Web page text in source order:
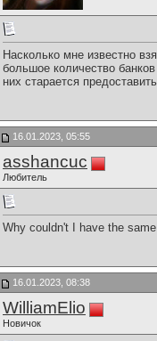
Насколько мне известно
большое количество
них старается
16.01.2023, 05:55
asshancuc
Любитель
Why couldn't I have the
16.01.2023, 08:38
WilliamElio
Новичок